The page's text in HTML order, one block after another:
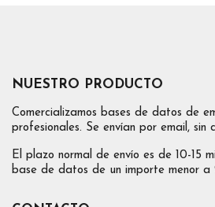
NUESTRO PRODUCTO
Comercializamos bases de datos de
profesionales. Se envían por email, sin
El plazo normal de envío es de 10-15
base de datos de un importe menor